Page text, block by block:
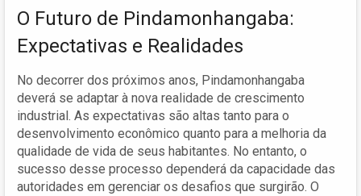
O Futuro de Pindamonhangaba:
Expectativas e Realidades
No decorrer dos próximos anos, Pindamonhangaba
deverá se adaptar à nova realidade de crescimento
industrial. As expectativas são altas tanto para o
desenvolvimento econômico quanto para a melhoria da
qualidade de vida de seus habitantes. No entanto, o
sucesso desse processo dependerá da capacidade das
autoridades em gerenciar os desafios que surgirão. O